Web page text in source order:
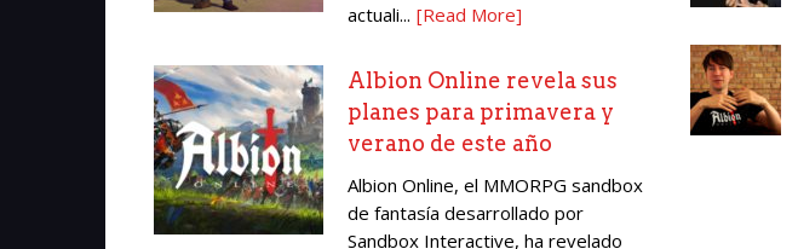
actuali... [Read More]
Albion Online revela sus
planes para primavera y
verano de este año
Albion Online, el MMORPG sandbox
de fantasía desarrollado por
Sandbox Interactive, ha revelado